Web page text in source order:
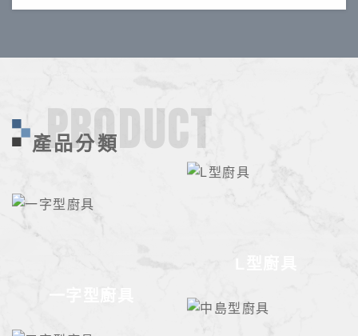
產品分類
PRODUCT